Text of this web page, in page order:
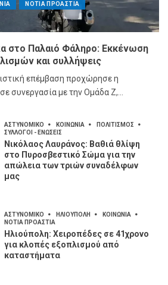
ΝΟΤΙΑ ΠΡΟΑΣΤΙΑ
στο Παλαιό Φάληρο: Εκκένωση
και συλλήψεις
επέμβαση προχώρησε η
συνεργασία με την Ομάδα Ζ,...
ΑΣΤΥΝΟΜΙΚΟ ΚΟΙΝΩΝΙΑ
ΠΟΛΙΤΙΣΜΟΣ
ΣΥΛΛΟΓΟΙ - ΕΝΩΣΕΙΣ
Νικόλαος Λαυράνος: Βαθιά θλίψη
στο Πυροσβεστικό Σώμα για την
απώλεια των τριών συναδέλφων
μας
ΑΣΤΥΝΟΜΙΚΟ ΗΛΙΟΥΠΟΛΗ
ΚΟΙΝΩΝΙΑ
ΝΟΤΙΑ ΠΡΟΑΣΤΙΑ
Ηλιούπολη: Χειροπέδες σε 41χρονο
για κλοπές εξοπλισμού από
καταστήματα